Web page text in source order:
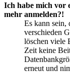
Ich habe mich vor
mehr anmelden?!
Es kann sein,
verschieden
löschen viele
Zeit keine
erneut und